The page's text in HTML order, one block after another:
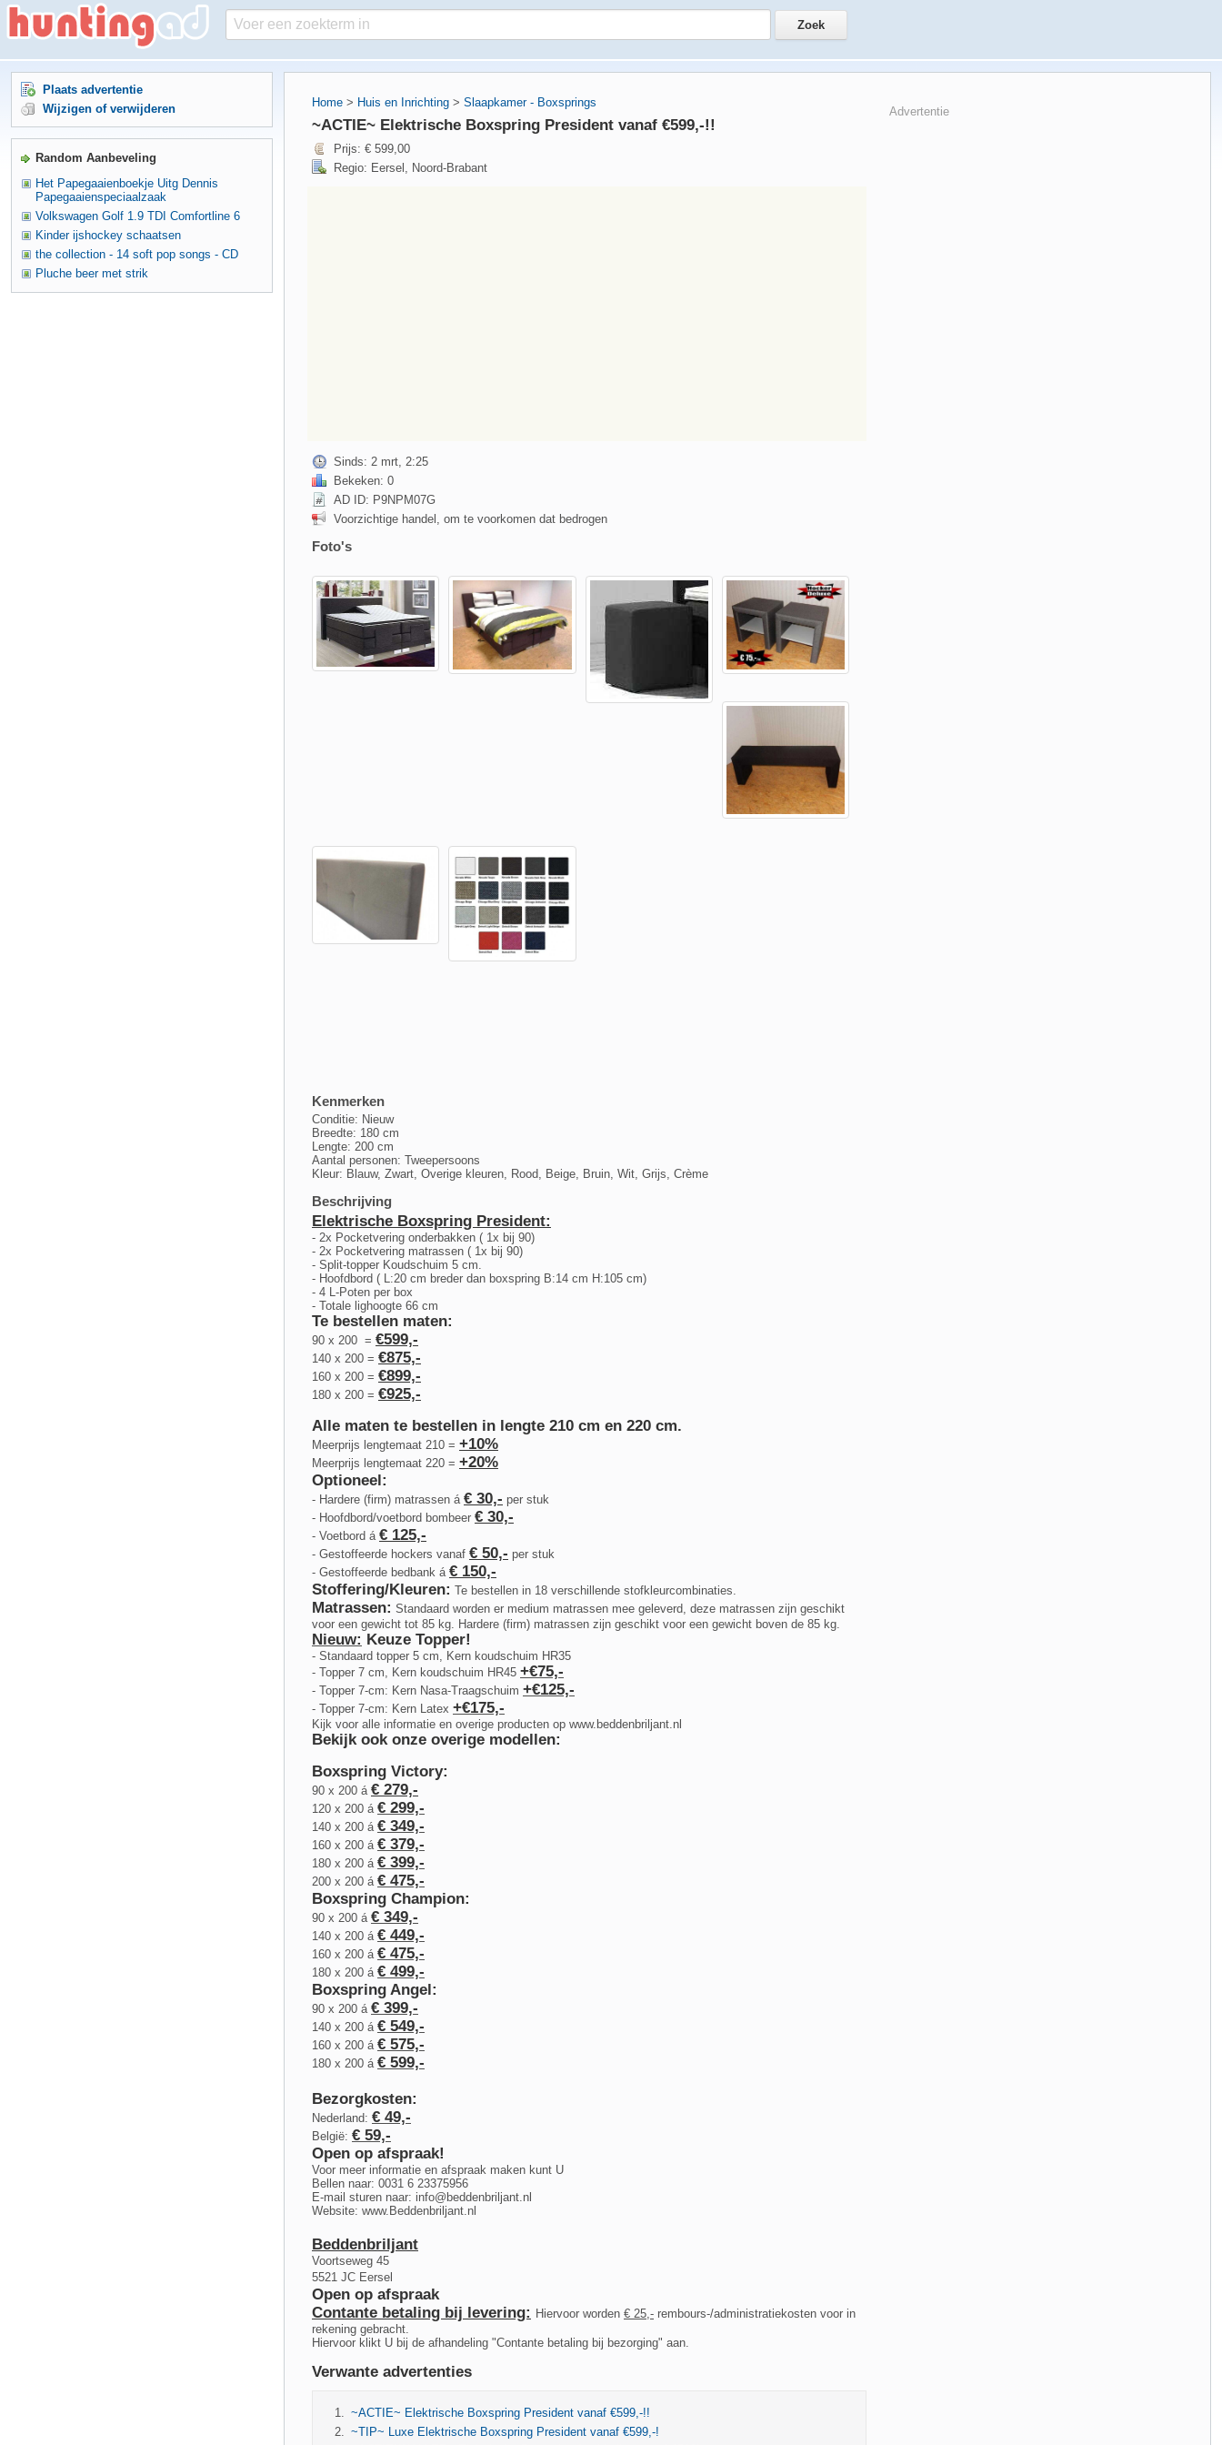
Home > Huis en Inrichting > Slaapkamer - Boxsprings
~ACTIE~ Elektrische Boxspring President vanaf €599,-!!
Prijs: € 599,00
Regio: Eersel, Noord-Brabant
Sinds: 2 mrt, 2:25
Bekeken: 0
AD ID: P9NPM07G
Voorzichtige handel, om te voorkomen dat bedrogen
Foto's
Kenmerken
Conditie: Nieuw
Breedte: 180 cm
Lengte: 200 cm
Aantal personen: Tweepersoons
Kleur: Blauw, Zwart, Overige kleuren, Rood, Beige, Bruin, Wit, Grijs, Crème
Beschrijving
Elektrische Boxspring President:
- 2x Pocketvering onderbakken ( 1x bij 90)
- 2x Pocketvering matrassen ( 1x bij 90)
- Split-topper Koudschuim 5 cm.
- Hoofdbord ( L:20 cm breder dan boxspring B:14 cm H:105 cm)
- 4 L-Poten per box
- Totale lighoogte 66 cm
Te bestellen maten:
90 x 200 = €599,-
140 x 200 = €875,-
160 x 200 = €899,-
180 x 200 = €925,-
Alle maten te bestellen in lengte 210 cm en 220 cm.
Meerprijs lengtemaat 210 = +10%
Meerprijs lengtemaat 220 = +20%
Optioneel:
- Hardere (firm) matrassen á € 30,- per stuk
- Hoofdbord/voetbord bombeer € 30,-
- Voetbord á € 125,-
- Gestoffeerde hockers vanaf € 50,- per stuk
- Gestoffeerde bedbank á € 150,-
Stoffering/Kleuren: Te bestellen in 18 verschillende stofkleurcombinaties.
Matrassen: Standaard worden er medium matrassen mee geleverd, deze matrassen zijn geschikt
voor een gewicht tot 85 kg. Hardere (firm) matrassen zijn geschikt voor een gewicht boven de 85 kg.
Nieuw: Keuze Topper!
- Standaard topper 5 cm, Kern koudschuim HR35
- Topper 7 cm, Kern koudschuim HR45 +€75,-
- Topper 7-cm: Kern Nasa-Traagschuim +€125,-
- Topper 7-cm: Kern Latex +€175,-
Kijk voor alle informatie en overige producten op www.beddenbriljant.nl
Bekijk ook onze overige modellen:
Boxspring Victory:
90 x 200 á € 279,-
120 x 200 á € 299,-
140 x 200 á € 349,-
160 x 200 á € 379,-
180 x 200 á € 399,-
200 x 200 á € 475,-
Boxspring Champion:
90 x 200 á € 349,-
140 x 200 á € 449,-
160 x 200 á € 475,-
180 x 200 á € 499,-
Boxspring Angel:
90 x 200 á € 399,-
140 x 200 á € 549,-
160 x 200 á € 575,-
180 x 200 á € 599,-
Bezorgkosten:
Nederland: € 49,-
België: € 59,-
Open op afspraak!
Voor meer informatie en afspraak maken kunt U
Bellen naar: 0031 6 23375956
E-mail sturen naar: info@beddenbriljant.nl
Website: www.Beddenbriljant.nl
Beddenbriljant
Voortseweg 45
5521 JC Eersel
Open op afspraak
Contante betaling bij levering: Hiervoor worden € 25,- rembours-/administratiekosten voor in
rekening gebracht.
Hiervoor klikt U bij de afhandeling "Contante betaling bij bezorging" aan.
Verwante advertenties
~ACTIE~ Elektrische Boxspring President vanaf €599,-!!
~TIP~ Luxe Elektrische Boxspring President vanaf €599,-!
Advertentie
Plaats advertentie
Wijzigen of verwijderen
Random Aanbeveling
Het Papegaaienboekje Uitg Dennis
Papegaaienspeciaalzaak
Volkswagen Golf 1.9 TDI Comfortline 6
Kinder ijshockey schaatsen
the collection - 14 soft pop songs - CD
Pluche beer met strik